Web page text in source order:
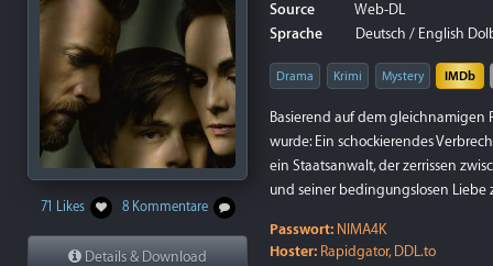
71 Likes 8 Kommentare
Details & Download
Source
Web-DL
Sprache
Deutsch / English
Drama Krimi Mystery IMDb
Basierend auf dem gleichnamigen
wurde: Ein schockierendes
ein Staatsanwalt, der zerrissen
und seiner bedingungslosen Liebe
Passwort: NIMA4K
Hoster: Rapidgator, DDL.to